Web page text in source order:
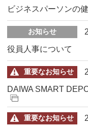
ビジネスパーソンの
お知らせ
役員人事について
重要なお知らせ
DAIWA SMART
重要なお知らせ